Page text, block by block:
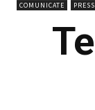
COMUNICATE